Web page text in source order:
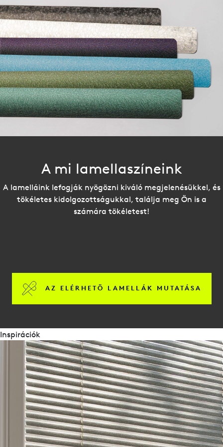
A mi lamellaszíneink
A lamelláink lefogják nyögözni kiváló megjelenésükkel, és
tökéletes kidolgozottságukkal, találja meg Ön is a
számára tökéletest!
AZ ELÉRHETÖ LAMELLÁK MUTATÁSA
Inspirációk
Pályázati szöveg
J16